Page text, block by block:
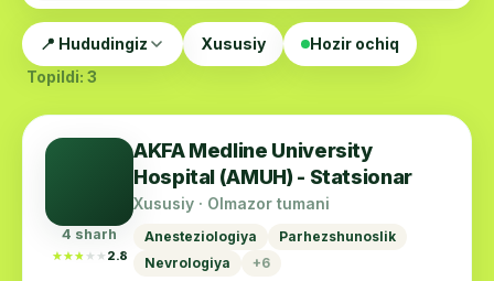
📍 Hududingiz Xususiy
Hozir ochiq
Topildi: 3
4 sharh
★★★★★
★★★★★ 2.8
AKFA Medline University
Hospital (AMUH) - Statsionar
Xususiy · Olmazor tumani
Anesteziologiya
Parhezshunoslik
Nevrologiya
+6